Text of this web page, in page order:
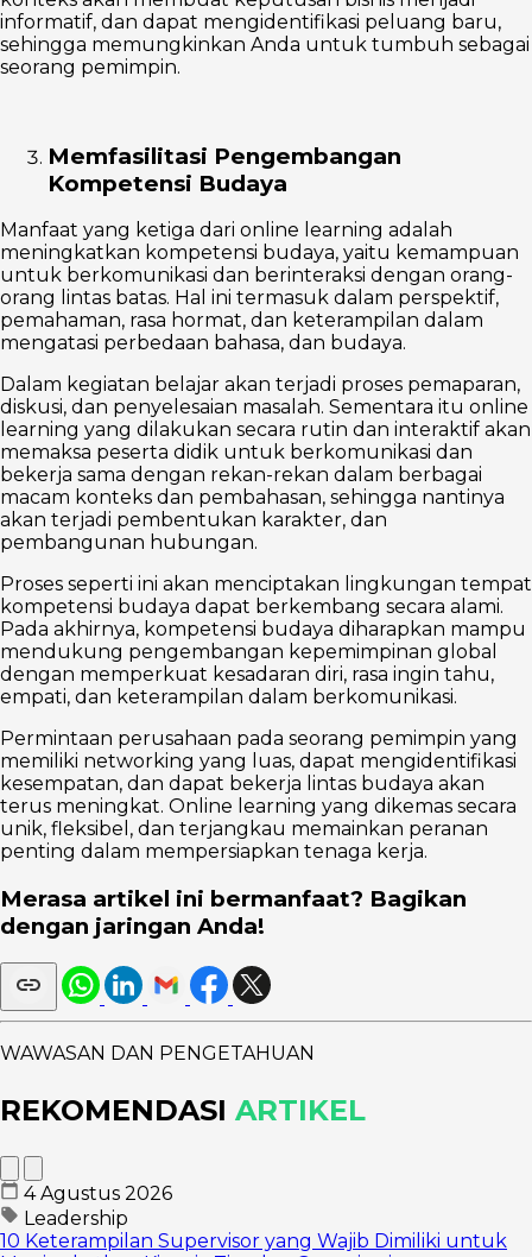
informatif, dan dapat mengidentifikasi peluang baru,
sehingga memungkinkan Anda untuk tumbuh sebagai
seorang pemimpin.
Memfasilitasi Pengembangan
Kompetensi Budaya
Manfaat yang ketiga dari online learning adalah
meningkatkan kompetensi budaya, yaitu kemampuan
untuk berkomunikasi dan berinteraksi dengan orang-
orang lintas batas. Hal ini termasuk dalam perspektif,
pemahaman, rasa hormat, dan keterampilan dalam
mengatasi perbedaan bahasa, dan budaya.
Dalam kegiatan belajar akan terjadi proses pemaparan,
diskusi, dan penyelesaian masalah. Sementara itu online
learning yang dilakukan secara rutin dan interaktif akan
memaksa peserta didik untuk berkomunikasi dan
bekerja sama dengan rekan-rekan dalam berbagai
macam konteks dan pembahasan, sehingga nantinya
akan terjadi pembentukan karakter, dan
pembangunan hubungan.
Proses seperti ini akan menciptakan lingkungan tempat
kompetensi budaya dapat berkembang secara alami.
Pada akhirnya, kompetensi budaya diharapkan mampu
mendukung pengembangan kepemimpinan global
dengan memperkuat kesadaran diri, rasa ingin tahu,
empati, dan keterampilan dalam berkomunikasi.
Permintaan perusahaan pada seorang pemimpin yang
memiliki networking yang luas, dapat mengidentifikasi
kesempatan, dan dapat bekerja lintas budaya akan
terus meningkat. Online learning yang dikemas secara
unik, fleksibel, dan terjangkau memainkan peranan
penting dalam mempersiapkan tenaga kerja.
Merasa artikel ini bermanfaat? Bagikan
dengan jaringan Anda!
WAWASAN DAN PENGETAHUAN
REKOMENDASI ARTIKEL
4 Agustus 2026
Leadership
10 Keterampilan Supervisor yang Wajib Dimiliki untuk